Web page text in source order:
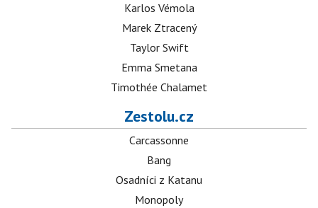
Karlos Vémola
Marek Ztracený
Taylor Swift
Emma Smetana
Timothée Chalamet
Zestolu.cz
Carcassonne
Bang
Osadníci z Katanu
Monopoly